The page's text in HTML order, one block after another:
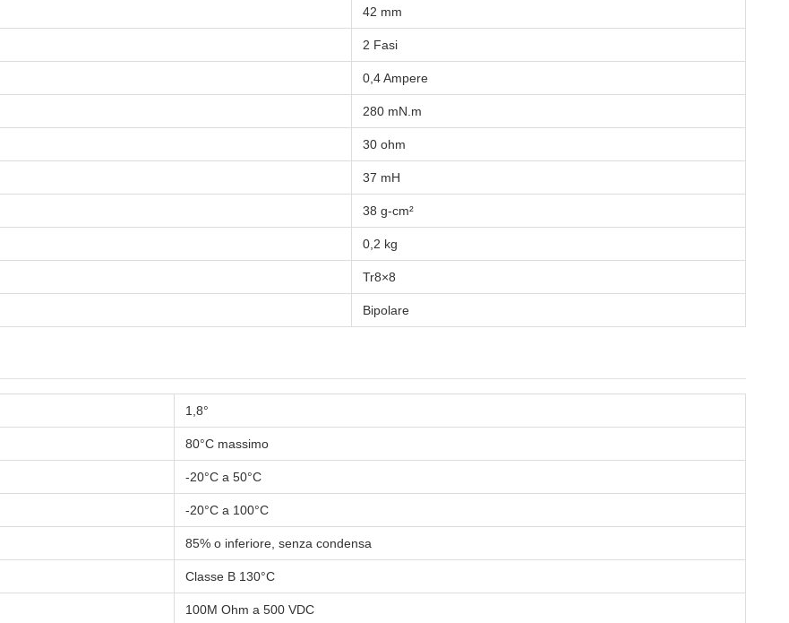
42 mm
2 Fasi
0,4 Ampere
280 mN.m
30 ohm
37 mH
38 g-cm²
0,2 kg
Tr8×8
Bipolare
1,8°
80°C massimo
-20°C a 50°C
-20°C a 100°C
85% o inferiore, senza condensa
Classe B 130°C
100M Ohm a 500 VDC